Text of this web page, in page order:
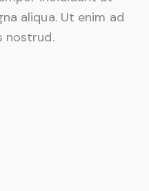
aliqua. Ut enim ad
nostrud.